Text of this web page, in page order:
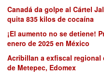
Canadá da golpe al Cártel
quita 835 kilos de cocaína
¡El aumento no se detiene!
enero de 2025 en México
Acribillan a exfiscal
de Metepec, Edomex